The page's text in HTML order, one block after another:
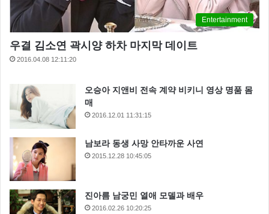
Entertainment
우결 김소연 곽시양 하차 마지막 데이트
2016.04.08 12:11:20
오승아 지앤비 전속 계약 비키니 영상 명품 몸
매
2016.12.01 11:31:15
남보라 동생 사망 안타까운 사연
2015.12.28 10:45:05
진아름 남궁민 열애 모델과 배우
2016.02.26 10:20:25